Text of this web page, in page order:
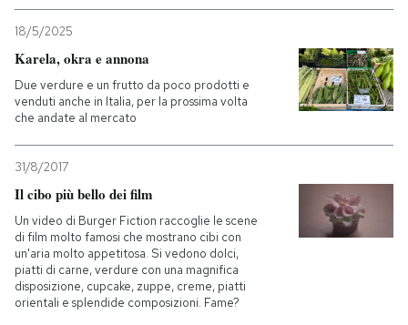
18/5/2025
Karela, okra e annona
Due verdure e un frutto da poco prodotti e
venduti anche in Italia, per la prossima volta
che andate al mercato
31/8/2017
Il cibo più bello dei film
Un video di Burger Fiction raccoglie le scene
di film molto famosi che mostrano cibi con
un'aria molto appetitosa. Si vedono dolci,
piatti di carne, verdure con una magnifica
disposizione, cupcake, zuppe, creme, piatti
orientali e splendide composizioni. Fame?